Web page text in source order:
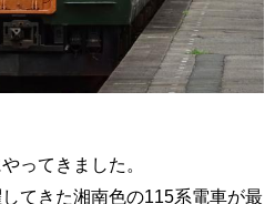
ってきました。
てきた湘南色の115系電車が最